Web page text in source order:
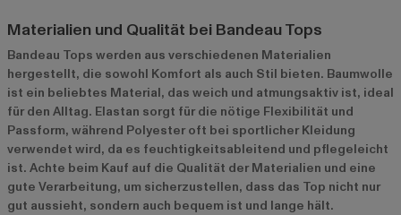
Materialien und Qualität bei Bandeau Tops
Bandeau Tops werden aus verschiedenen Materialien
hergestellt, die sowohl Komfort als auch Stil bieten. Baumwolle
ist ein beliebtes Material, das weich und atmungsaktiv ist, ideal
für den Alltag. Elastan sorgt für die nötige Flexibilität und
Passform, während Polyester oft bei sportlicher Kleidung
verwendet wird, da es feuchtigkeitsableitend und pflegeleicht
ist. Achte beim Kauf auf die Qualität der Materialien und eine
gute Verarbeitung, um sicherzustellen, dass das Top nicht nur
gut aussieht, sondern auch bequem ist und lange hält.